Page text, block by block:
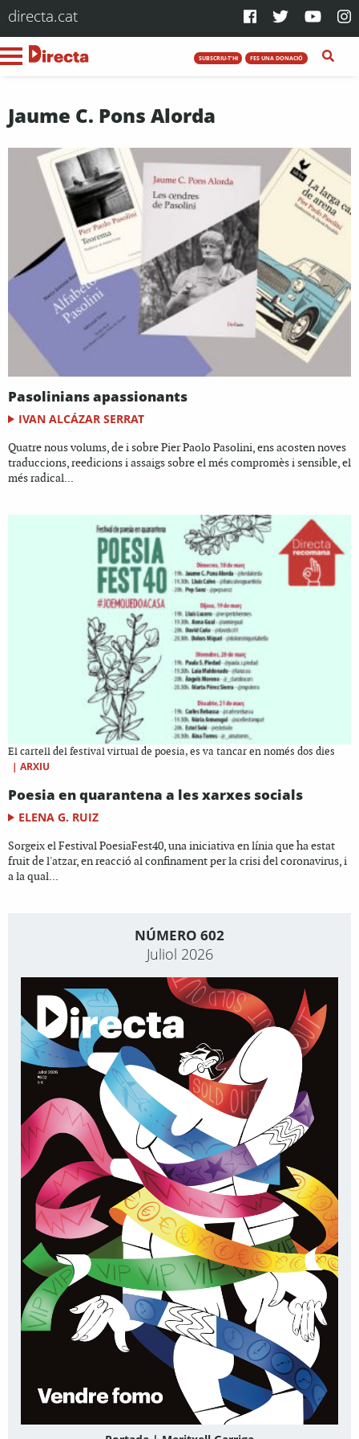
directa.cat
SUBSCRIU-T'HI FES UNA DONACIÓ
Jaume C. Pons Alorda
Pasolinians apassionants
IVAN ALCÁZAR SERRAT
Quatre nous volums, de i sobre Pier Paolo Pasolini, ens acosten noves
traduccions, reedicions i assaigs sobre el més compromès i sensible, el
més radical...
El cartell del festival virtual de poesia, es va tancar en només dos dies
| ARXIU
Poesia en quarantena a les xarxes socials
ELENA G. RUIZ
Sorgeix el Festival PoesiaFest40, una iniciativa en línia que ha estat
fruit de l'atzar, en reacció al confinament per la crisi del coronavirus, i
a la qual...
NÚMERO 602
Juliol 2026